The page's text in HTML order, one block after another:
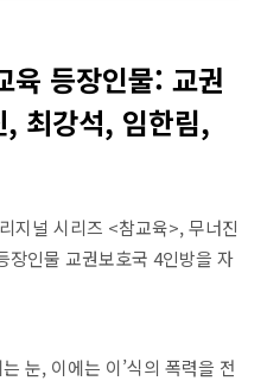
육 등장인물: 교권
최강석, 임한림,
지널 시리즈 <참교육>, 무너진
장인물 교권보호국 4인방을 자
눈, 이에는 이’식의 폭력을 전